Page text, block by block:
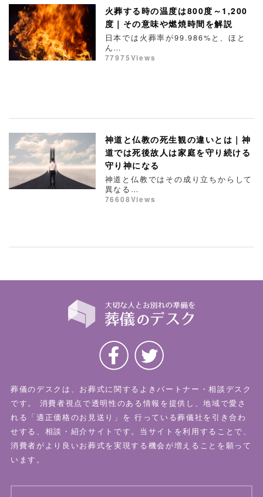
火葬する時の温度は800度～1,200
度｜その意味や燃焼時間を解説
日本では火葬率が99.986%と、ほと
ん…
77975Views
神道と仏教の死生観の違いとは｜神
道では死後故人は家庭を守り続ける
守り神になる
神道と仏教ではその成り立ちからして
異なる…
76608Views
葬儀のデスクは、お葬式に関するよきパートナー・相談デスク
です。
消費者視点で透明性のある情報を提供し、地域で愛さ
れる「適正価格のお見送り」を 行っている葬儀社を引き合わ
せする、相談・紹介サイトです。当サイトを利用することで、
消費者がより良いお葬式を実現する機会が増えることを願って
います。